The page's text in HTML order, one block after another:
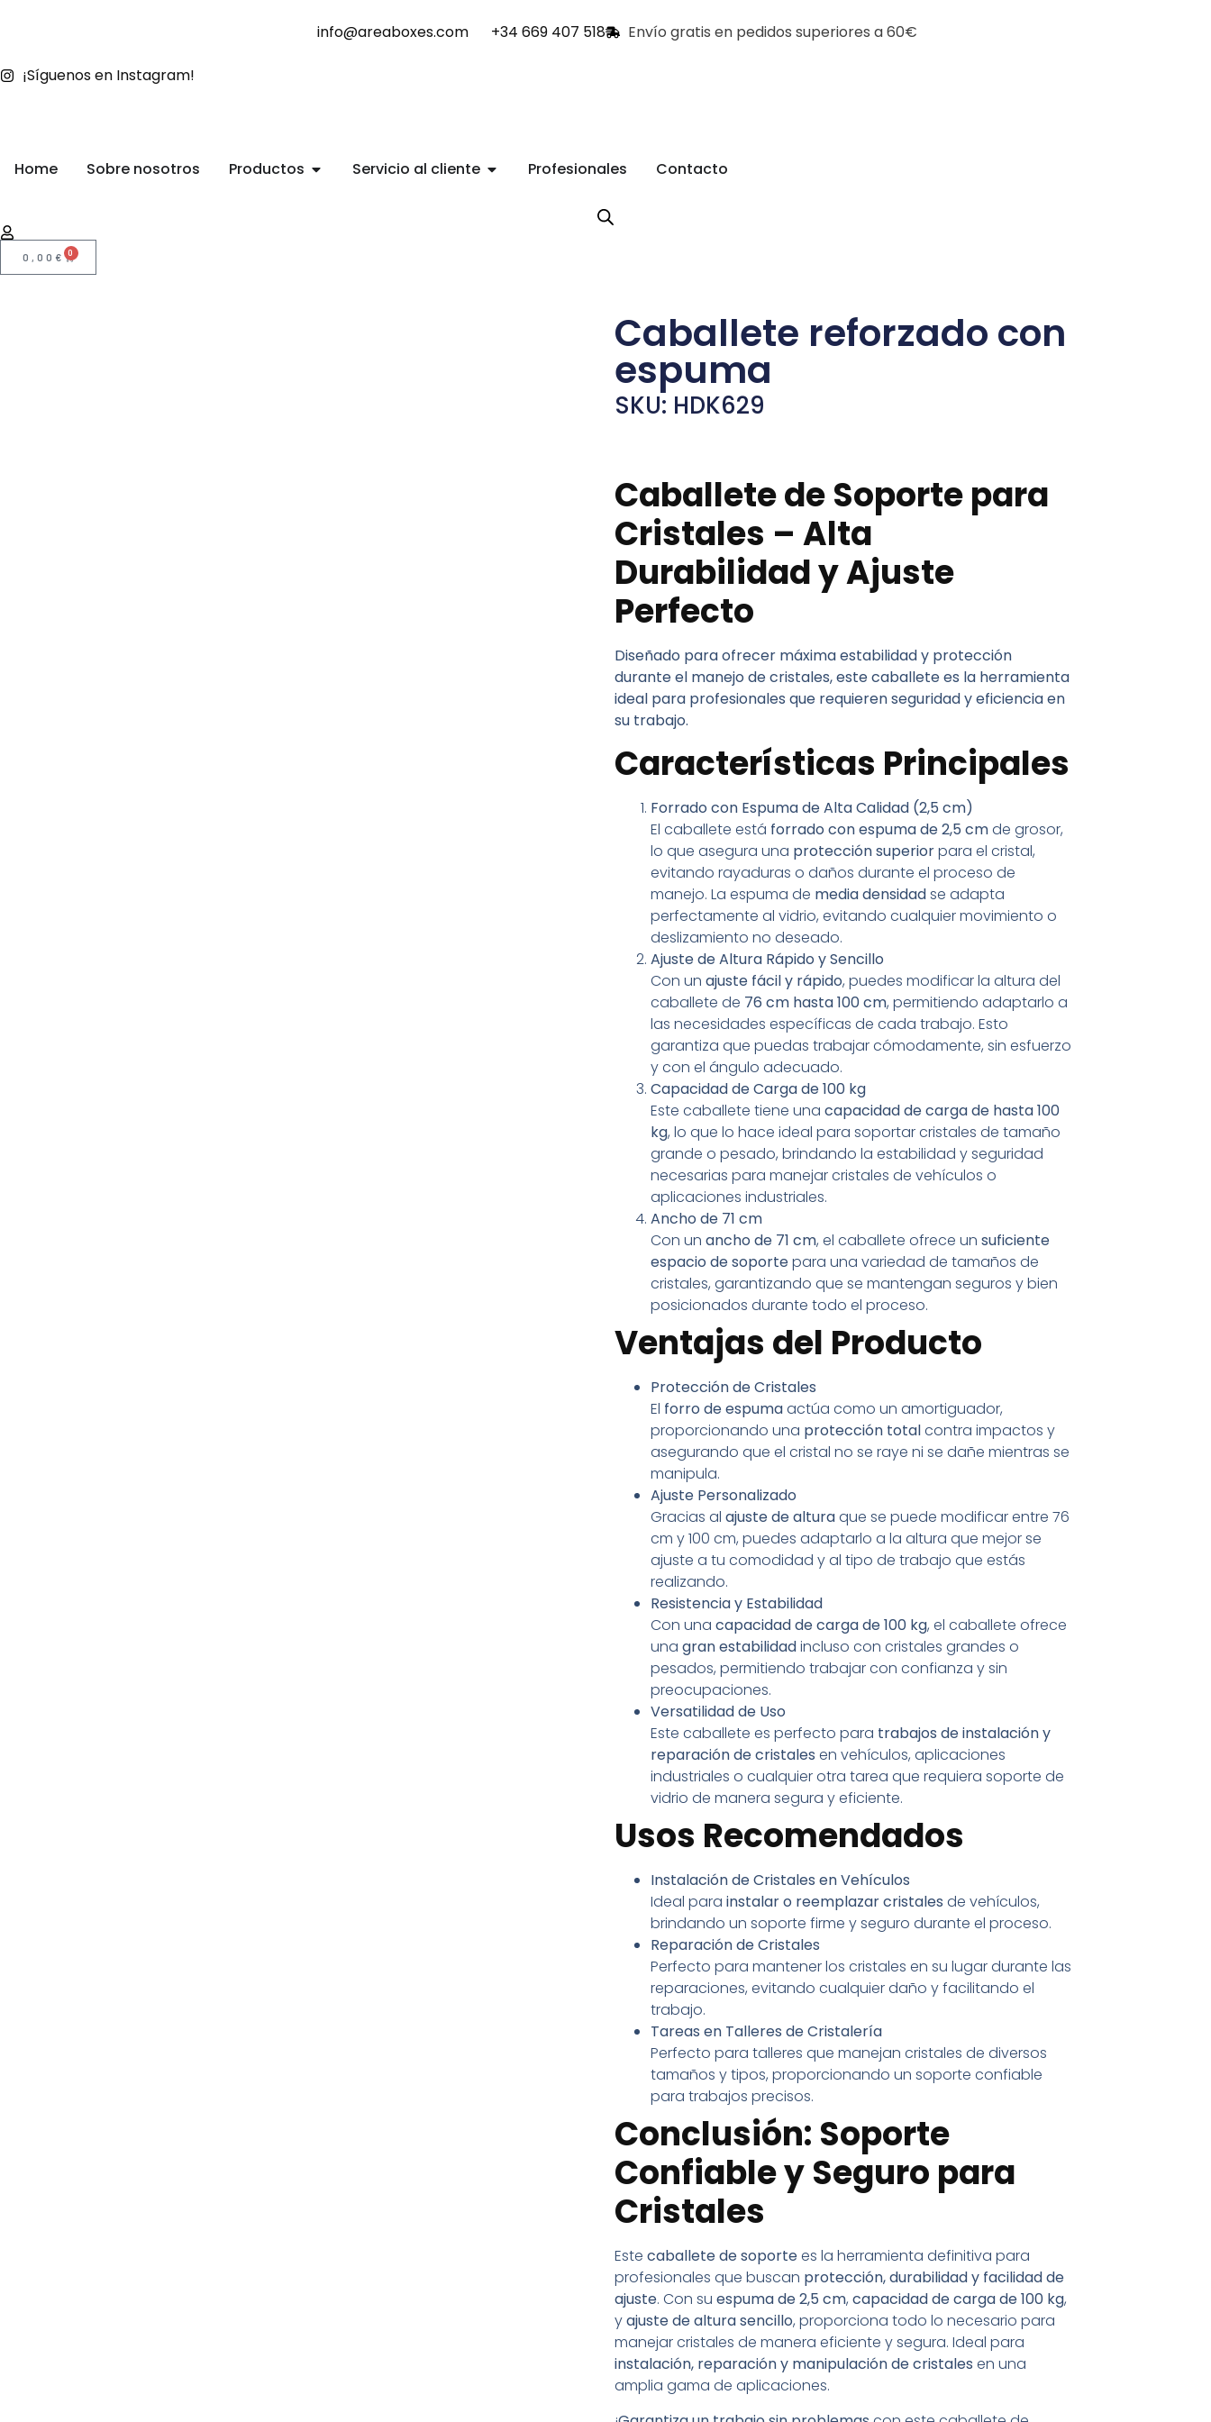
info@areaboxes.com +34 669 407 518 Envío gratis en pedidos superiores a 60€
¡Síguenos en Instagram!
Home Sobre nosotros Productos Servicio al cliente Profesionales Contacto
0,00 € 0
Caballete reforzado con
espuma
SKU: HDK629
Caballete de Soporte para
Cristales – Alta
Durabilidad y Ajuste
Perfecto
Diseñado para ofrecer máxima estabilidad y protección
durante el manejo de cristales, este caballete es la herramienta
ideal para profesionales que requieren seguridad y eficiencia en
su trabajo.
Características Principales
Forrado con Espuma de Alta Calidad (2,5 cm)
El caballete está forrado con espuma de 2,5 cmde grosor,
lo que asegura una protección superiorpara el cristal,
evitando rayaduras o daños durante el proceso de
manejo. La espuma de media densidadse adapta
perfectamente al vidrio, evitando cualquier movimiento o
deslizamiento no deseado.
Ajuste de Altura Rápido y Sencillo
Con un ajuste fácil y rápido, puedes modificar la altura del
caballete de 76 cm hasta 100 cm, permitiendo adaptarlo a
las necesidades específicas de cada trabajo. Esto
garantiza que puedas trabajar cómodamente, sin esfuerzo
y con el ángulo adecuado.
Capacidad de Carga de 100 kg
Este caballete tiene una capacidad de carga de hasta 100
kg, lo que lo hace ideal para soportar cristales de tamaño
grande o pesado, brindando la estabilidad y seguridad
necesarias para manejar cristales de vehículos o
aplicaciones industriales.
Ancho de 71 cm
Con un ancho de 71 cm, el caballete ofrece un suficiente
espacio de soportepara una variedad de tamaños de
cristales, garantizando que se mantengan seguros y bien
posicionados durante todo el proceso.
Ventajas del Producto
Protección de Cristales
El forro de espumaactúa como un amortiguador,
proporcionando una protección totalcontra impactos y
asegurando que el cristal no se raye ni se dañe mientras se
manipula.
Ajuste Personalizado
Gracias al ajuste de alturaque se puede modificar entre 76
cm y 100 cm, puedes adaptarlo a la altura que mejor se
ajuste a tu comodidad y al tipo de trabajo que estás
realizando.
Resistencia y Estabilidad
Con una capacidad de carga de 100 kg, el caballete ofrece
una gran estabilidadincluso con cristales grandes o
pesados, permitiendo trabajar con confianza y sin
preocupaciones.
Versatilidad de Uso
Este caballete es perfecto para trabajos de instalación y
reparación de cristales en vehículos, aplicaciones
industriales o cualquier otra tarea que requiera soporte de
vidrio de manera segura y eficiente.
Usos Recomendados
Instalación de Cristales en Vehículos
Ideal para instalar o reemplazar cristales de vehículos,
brindando un soporte firme y seguro durante el proceso.
Reparación de Cristales
Perfecto para mantener los cristales en su lugar durante las
reparaciones, evitando cualquier daño y facilitando el
trabajo.
Tareas en Talleres de Cristalería
Perfecto para talleres que manejan cristales de diversos
tamaños y tipos, proporcionando un soporte confiable
para trabajos precisos.
Conclusión: Soporte
Confiable y Seguro para
Cristales
Este caballete de soportees la herramienta definitiva para
profesionales que buscan protección, durabilidad y facilidad de
ajuste. Con su espuma de 2,5 cm, capacidad de carga de 100 kg,
yajuste de altura sencillo, proporciona todo lo necesario para
manejar cristales de manera eficiente y segura. Ideal para
instalación, reparación y manipulación de cristales en una
amplia gama de aplicaciones.